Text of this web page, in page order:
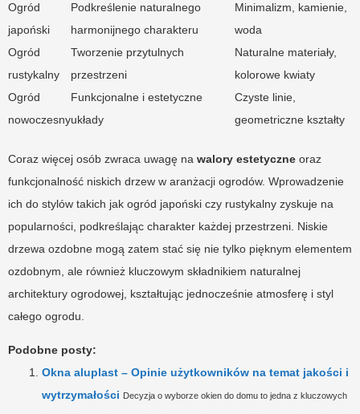
Ogród
japoński
Podkreślenie naturalnego
harmonijnego charakteru
Minimalizm, kamienie,
woda
Ogród
rustykalny
Tworzenie przytulnych
przestrzeni
Naturalne materiały,
kolorowe kwiaty
Ogród
nowoczesny
Funkcjonalne i estetyczne
układy
Czyste linie,
geometriczne kształty
Coraz więcej osób zwraca uwagę na walory estetyczne oraz
funkcjonalność niskich drzew w aranżacji ogrodów. Wprowadzenie
ich do stylów takich jak ogród japoński czy rustykalny zyskuje na
popularności, podkreślając charakter każdej przestrzeni. Niskie
drzewa ozdobne mogą zatem stać się nie tylko pięknym elementem
ozdobnym, ale również kluczowym składnikiem naturalnej
architektury ogrodowej, kształtując jednocześnie atmosferę i styl
całego ogrodu.
Podobne posty:
Okna aluplast – Opinie użytkowników na temat jakości i
wytrzymałości Decyzja o wyborze okien do domu to jedna z kluczowych